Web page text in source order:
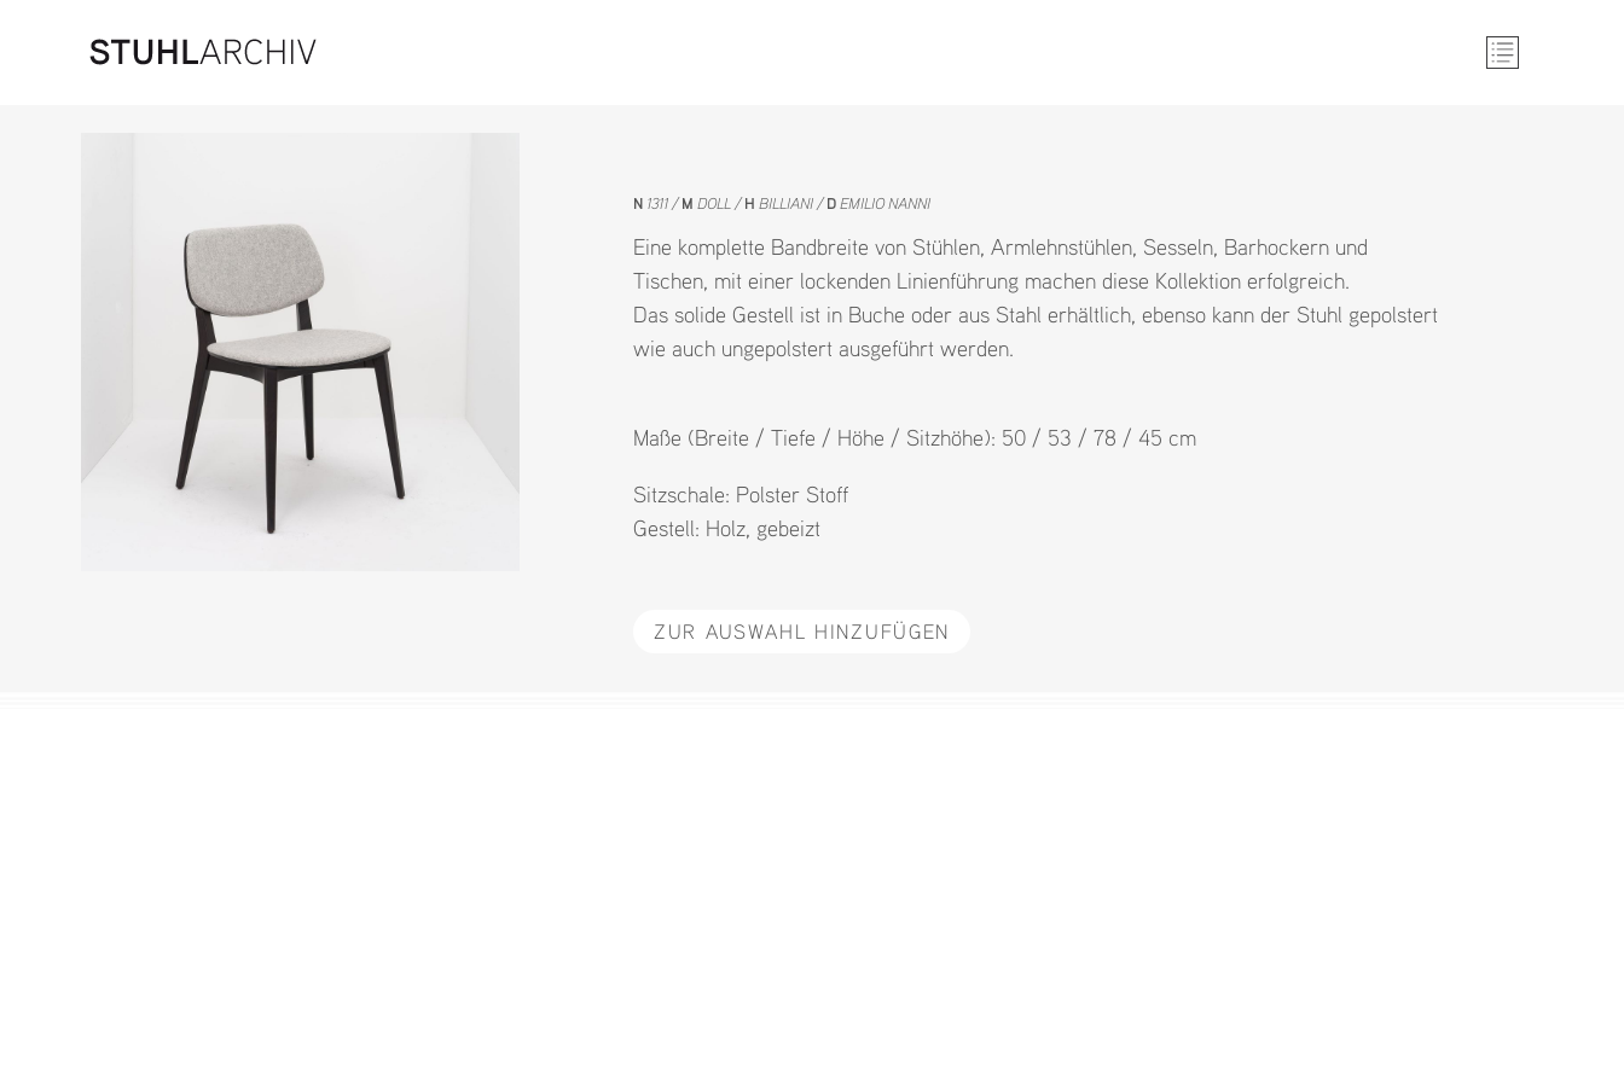
N 1311 M DOLL H BILLIANI DEMILIO NANNI
Eine komplette Bandbreite von Stühlen, Armlehnstühlen, Sesseln, Barhockern und
Tischen, mit einer lockenden Linienführung machen diese Kollektion erfolgreich.
Das solide Gestell ist in Buche oder aus Stahl erhältlich, ebenso kann der Stuhl gepolstert
wie auch ungepolstert ausgeführt werden.
Maße (Breite / Tiefe / Höhe / Sitzhöhe): 50 / 53 / 78 / 45 cm
Sitzschale: Polster Stoff
Gestell: Holz gebeizt